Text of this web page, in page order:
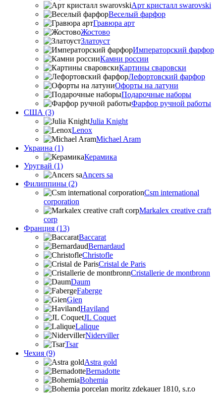
Арт кристалл swarovski
Веселый фарфор
Гравюра арт
Жостово
Златоуст
Императорский фарфор
Камни россии
Картины сваровски
Лефортовский фарфор
Офорты на латуни
Подарочные наборы
Фарфор ручной работы
США (3)
Julia Knight
Lenox
Michael Aram
Украина (1)
Керамика
Уругвай (1)
Ancers sa
Филиппины (2)
Csm international
corporation
Markalex creative craft
corp
Франция (13)
Baccarat
Bernardaud
Christofle
Cristal de Paris
Cristallerie de montbronn
Daum
Faberge
Gien
Haviland
JL Coquet
Lalique
Niderviller
Tsar
Чехия (9)
Astra gold
Bernadotte
Bohemia